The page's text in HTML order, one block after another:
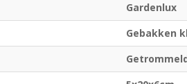
Gardenlux
Gebakken